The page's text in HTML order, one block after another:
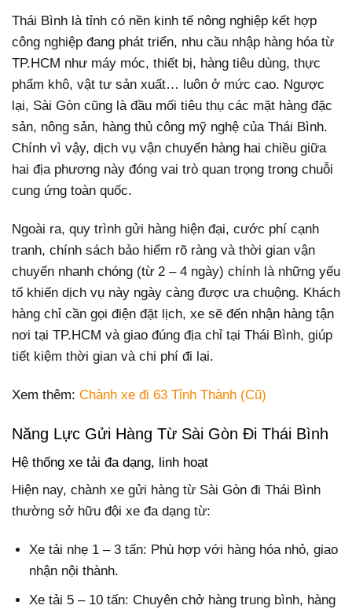
Thái Bình là tỉnh có nền kinh tế nông nghiệp kết hợp
công nghiệp đang phát triển, nhu cầu nhập hàng hóa từ
TP.HCM như máy móc, thiết bị, hàng tiêu dùng, thực
phẩm khô, vật tư sản xuất… luôn ở mức cao. Ngược
lại, Sài Gòn cũng là đầu mối tiêu thụ các mặt hàng đặc
sản, nông sản, hàng thủ công mỹ nghệ của Thái Bình.
Chính vì vậy, dịch vụ vận chuyển hàng hai chiều giữa
hai địa phương này đóng vai trò quan trọng trong chuỗi
cung ứng toàn quốc.
Ngoài ra, quy trình gửi hàng hiện đại, cước phí cạnh
tranh, chính sách bảo hiểm rõ ràng và thời gian vận
chuyển nhanh chóng (từ 2 – 4 ngày) chính là những yếu
tố khiến dịch vụ này ngày càng được ưa chuộng. Khách
hàng chỉ cần gọi điện đặt lịch, xe sẽ đến nhận hàng tận
nơi tại TP.HCM và giao đúng địa chỉ tại Thái Bình, giúp
tiết kiệm thời gian và chi phí đi lại.
Xem thêm: Chành xe đi 63 Tỉnh Thành (Cũ)
Năng Lực Gửi Hàng Từ Sài Gòn Đi Thái Bình
Hệ thống xe tải đa dạng, linh hoạt
Hiện nay, chành xe gửi hàng từ Sài Gòn đi Thái Bình
thường sở hữu đội xe đa dạng từ:
Xe tải nhẹ 1 – 3 tấn: Phù hợp với hàng hóa nhỏ, giao
nhận nội thành.
Xe tải 5 – 10 tấn: Chuyên chở hàng trung bình, hàng